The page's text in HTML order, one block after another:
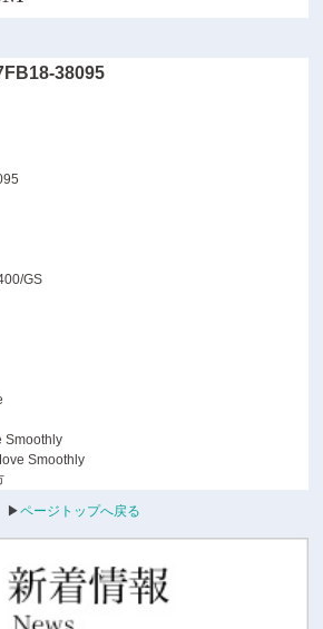
38095
GS
Smoothly
Smoothly
▶ページトップへ戻る